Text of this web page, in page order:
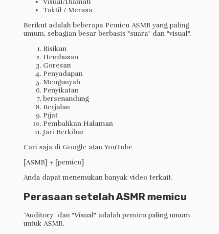
Visual/Diamati
Taktil / Merasa
Berikut adalah beberapa Pemicu ASMR yang paling
umum, sebagian besar berbasis "suara" dan "visual".
Bisikan
Hembusan
Goresan
Penyadapan
Mengunyah
Penyikatan
bersenandung
Berjalan
Pijat
Pembalikan Halaman
Jari Berkibar
Cari saja di Google atau YouTube
[ASMR] + [pemicu]
Anda dapat menemukan banyak video terkait.
Perasaan setelah ASMR memicu
"Auditory" dan "Visual" adalah pemicu paling umum
untuk ASMR.